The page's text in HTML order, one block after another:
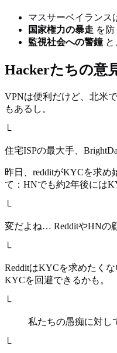
マスサーベイランス
国家権力の暴走 を
監視社会への警鐘と
Hackerたちの意
VPNは便利だけど、北米
もあるし。
└
住宅ISPの最大手、
昨日、redditがKYCを求め
て：HNでも約2年後には
└
変だよね… RedditやHNの
└
RedditはKYCを求めたく
KYCを回避できるかも。
└
私たちの愚痴に対し
└